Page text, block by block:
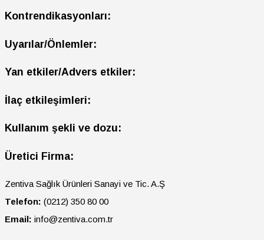
Kontrendikasyonları:
Uyarılar/Önlemler:
Yan etkiler/Advers etkiler:
İlaç etkileşimleri:
Kullanım şekli ve dozu:
Üretici Firma:
Zentiva Sağlık Ürünleri Sanayi ve Tic. A.Ş
Telefon: (0212) 350 80 00
Email: info@zentiva.com.tr